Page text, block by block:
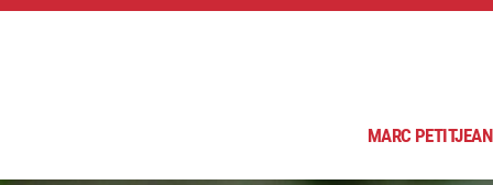
MARC PETITJEAN